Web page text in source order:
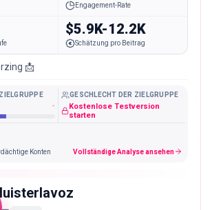
Engagement-Rate
$5.9K-12.2K
Schätzung pro Beitrag
📩
-
GESCHLECHT DER ZIELGRUPPE
Kostenlose Testversion
starten
Konten Vollständige Analyse ansehen
luisterlavoz